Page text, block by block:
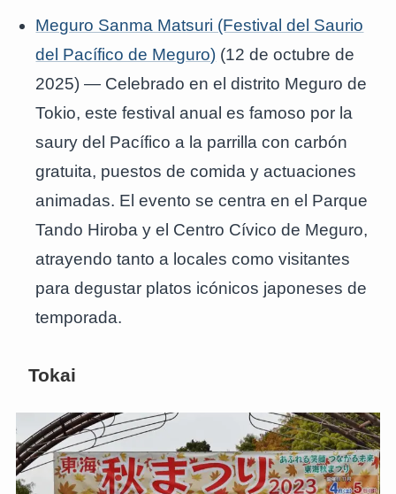
Meguro Sanma Matsuri (Festival del Saurio
del Pacífico de Meguro) (12 de octubre de
2025) — Celebrado en el distrito Meguro de
Tokio, este festival anual es famoso por la
saury del Pacífico a la parrilla con carbón
gratuita, puestos de comida y actuaciones
animadas. El evento se centra en el Parque
Tando Hiroba y el Centro Cívico de Meguro,
atrayendo tanto a locales como visitantes
para degustar platos icónicos japoneses de
temporada.
Tokai